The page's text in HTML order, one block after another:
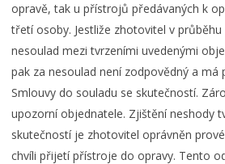
opravě, tak u přístrojů předávaných k
třetí osoby. Jestliže zhotovitel v
nesoulad mezi tvrzeními uvedenými
pak za nesoulad není zodpovědný a má
Smlouvy do souladu se skutečností.
upozorní objednatele. Zjištění neshody
skutečností je zhotovitel oprávněn
chvíli přijetí přístroje do opravy. Tento